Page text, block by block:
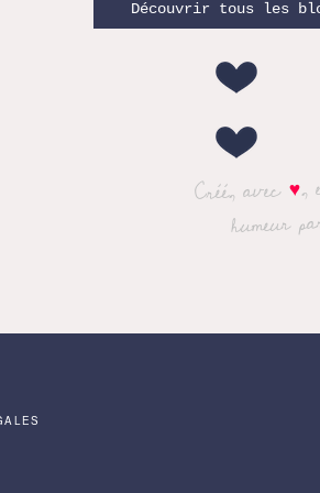
Découvrir tous les
Créé, avec♥,
humeur